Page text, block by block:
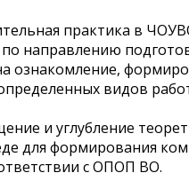
практика в
направлению
ознакомление,
видов
и углубление
для формирования
с ОПОП ВО.